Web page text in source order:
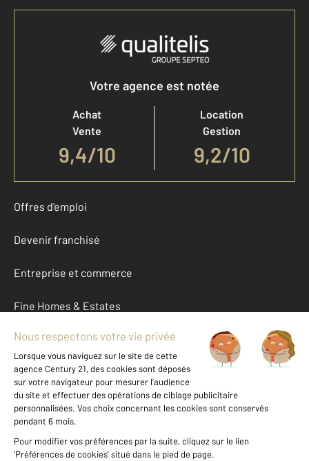
Votre agence est notée
Achat
Vente
9,4/10
Location
Gestion
9,2/10
Offres d'emploi
Devenir franchisé
Entreprise et commerce
Fine Homes & Estates
À propos
International
Nous contacter